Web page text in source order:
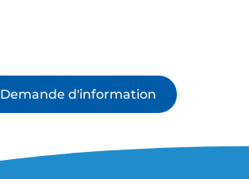
Demande d'information